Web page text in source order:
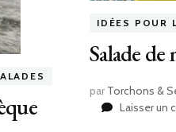
IDÉES POUR
Salade
par Torchons &
Laisser un